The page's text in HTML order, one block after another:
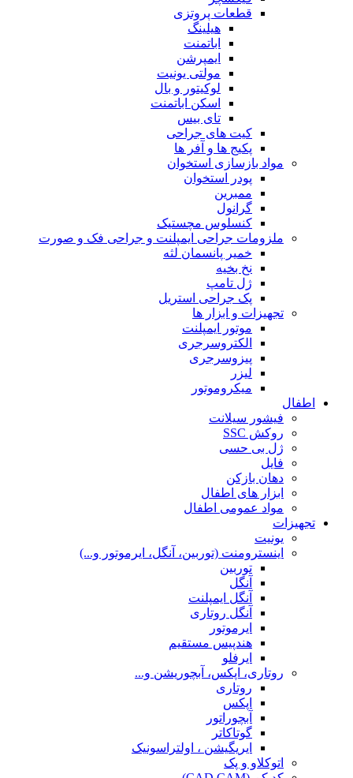
قطعات پروتزی
هیلینگ
اباتمنت
ایمپرشن
مولتی یونیت
لوکیتور و بال
اسکن اباتمنت
تای بیس
کیت های جراحی
پکیج ها و آفر ها
مواد بازسازی استخوان
پودر استخوان
ممبرین
گرانول
کنسلوس مچستیک
ملزومات جراحی ایمپلنت و جراحی فک و صورت
خمیر پانسمان لثه
نخ بخیه
ژل تامپ
پک جراحی استریل
تجهیزات و ابزار ها
موتور ایمپلنت
الکتروسرجری
پیزوسرجری
لیزر
میکروموتور
اطفال
فیشور سیلانت
روکش SSC
ژل بی حسی
فایل
دهان بازکن
ابزار های اطفال
مواد عمومی اطفال
تجهیزات
یونیت
اینسترومنت (توربین، آنگل، ایرموتور و...)
توربین
آنگل
آنگل ایمپلنت
آنگل روتاری
ایرموتور
هندپیس مستقیم
ایرفلو
روتاری، اپکس، آبچوریشن و...
روتاری
اپکس
آبچوراتور
گوتاکاتر
ایریگیشن ، اولتراسونیک
اتوکلاو و پک